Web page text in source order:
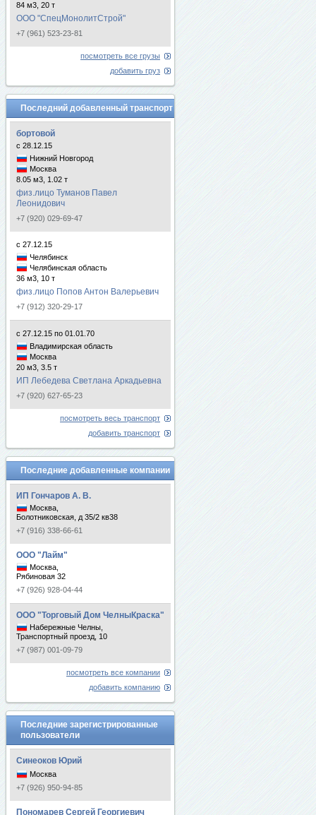
84 м3, 20 т
ООО "СпецМонолитСтрой"
+7 (961) 523-23-81
посмотреть все грузы
добавить груз
Последний добавленный транспорт
бортовой
с 28.12.15
Нижний Новгород
Москва
8.05 м3, 1.02 т
физ.лицо Туманов Павел
Леонидович
+7 (920) 029-69-47
с 27.12.15
Челябинск
Челябинская область
36 м3, 10 т
физ.лицо Попов Антон Валерьевич
+7 (912) 320-29-17
с 27.12.15 по 01.01.70
Владимирская область
Москва
20 м3, 3.5 т
ИП Лебедева Светлана Аркадьевна
+7 (920) 627-65-23
посмотреть весь транспорт
добавить транспорт
Последние добавленные компании
ИП Гончаров А. В.
Москва,
Болотниковская, д 35/2 кв38
+7 (916) 338-66-61
ООО "Лайм"
Москва,
Рябиновая 32
+7 (926) 928-04-44
ООО "Торговый Дом ЧелныКраска"
Набережные Челны,
Транспортный проезд, 10
+7 (987) 001-09-79
посмотреть все компании
добавить компанию
Последние зарегистрированные
пользователи
Синеоков Юрий
Москва
+7 (926) 950-94-85
Пономарев Сергей Георгиевич